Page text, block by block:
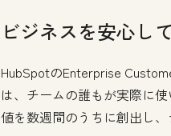
ビジネスを安心し
HubSpotのEnterprise
は、チームの誰もが実際に
値を数週間のうちに創出し